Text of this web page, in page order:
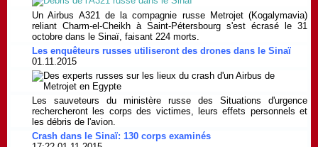
Un Airbus A321 de la compagnie russe Metrojet (Kogalymavia)
reliant Charm-el-Cheikh à Saint-Pétersbourg s'est écrasé le 31
octobre dans le Sinaï, faisant 224 morts.
Les enquêteurs russes utiliseront des drones dans le Sinaï
01.11.2015
Les sauveteurs du ministère russe des Situations d'urgence
rechercheront les corps des victimes, leurs effets personnels et
les débris de l'avion.
Crash dans le Sinaï: 130 corps examinés